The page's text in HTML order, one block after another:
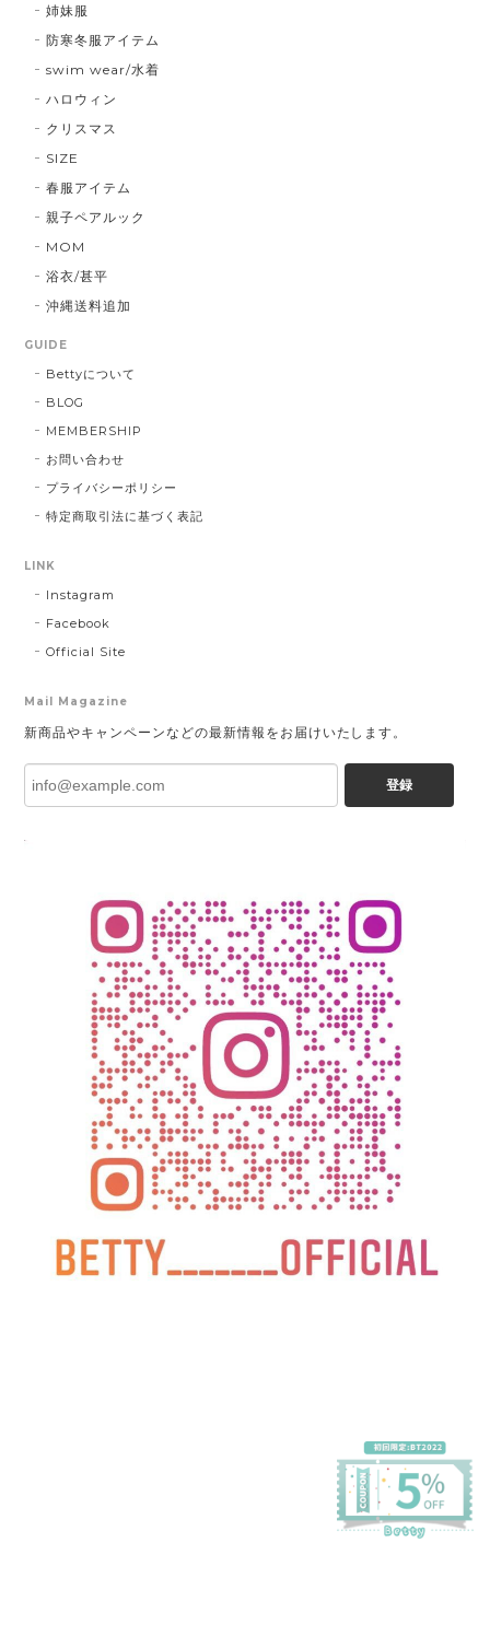
姉妹服
防寒冬服アイテム
swim wear/水着
ハロウィン
クリスマス
SIZE
春服アイテム
親子ペアルック
MOM
浴衣/甚平
沖縄送料追加
GUIDE
Bettyについて
BLOG
MEMBERSHIP
お問い合わせ
プライバシーポリシー
特定商取引法に基づく表記
LINK
Instagram
Facebook
Official Site
Mail Magazine
新商品やキャンペーンなどの最新情報をお届けいたします。
登録